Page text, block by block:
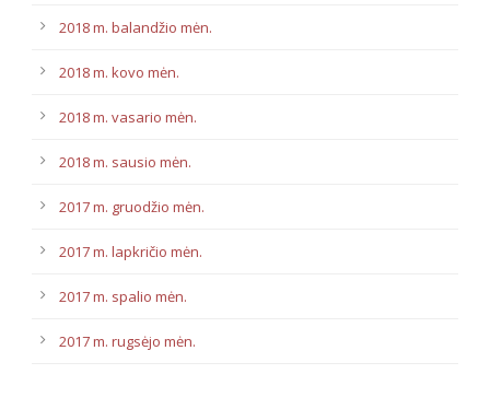
2018 m. balandžio mėn.
2018 m. kovo mėn.
2018 m. vasario mėn.
2018 m. sausio mėn.
2017 m. gruodžio mėn.
2017 m. lapkričio mėn.
2017 m. spalio mėn.
2017 m. rugsėjo mėn.